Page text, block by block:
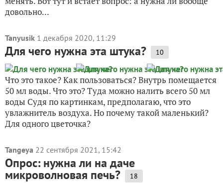
довольно...
Tanyusik 1 декабря 2020, 11:29
Для чего нужна эта штука? 10
Что это такое? Как пользоваться? Внутрь помещается
50 мл воды. Что это? Туда можно налить всего 50 мл
воды Судя по картинкам, предполагаю, что это
увлажнитель воздуха. Но почему такой маленький?
Для одного цветочка?
Tangeya 22 сентября 2021, 15:42
Опрос: нужна ли на даче
микроволновая печь? 18